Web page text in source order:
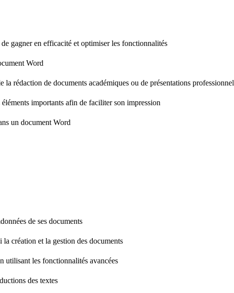
gagner en efficacité et optimiser les fonctionnalités
Word
rédaction de documents académiques ou de présentations
importants afin de faciliter son impression
un document Word
de ses documents
création et la gestion des documents
utilisant les fonctionnalités avancées
des textes